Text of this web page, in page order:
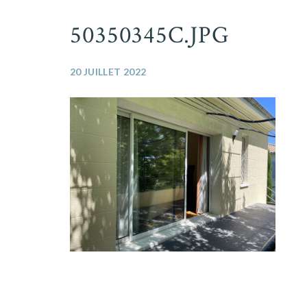
50350345C.JPG
20 JUILLET 2022